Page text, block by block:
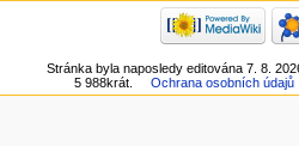
Stránka byla naposledy editována 7. 8.
5 988krát.
Ochrana osobních údajů